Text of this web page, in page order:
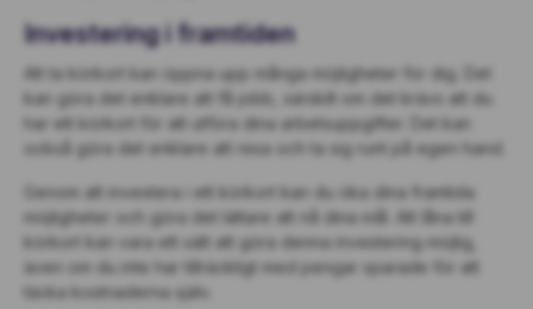
Investering i framtiden
Att ta körkort kan öppna upp många möjligheter för dig. Det
kan göra det enklare att få jobb, särskilt om det krävs att du
har ett körkort för att utföra dina arbetsuppgifter. Det kan
också göra det enklare att resa och ta sig runt på egen hand.
Genom att investera i ett körkort kan du öka dina framtida
möjligheter och göra det lättare att nå dina mål. Att låna till
körkort kan vara ett sätt att göra denna investering möjlig,
även om du inte har tillräckligt med pengar sparade för att
täcka kostnaderna själv.